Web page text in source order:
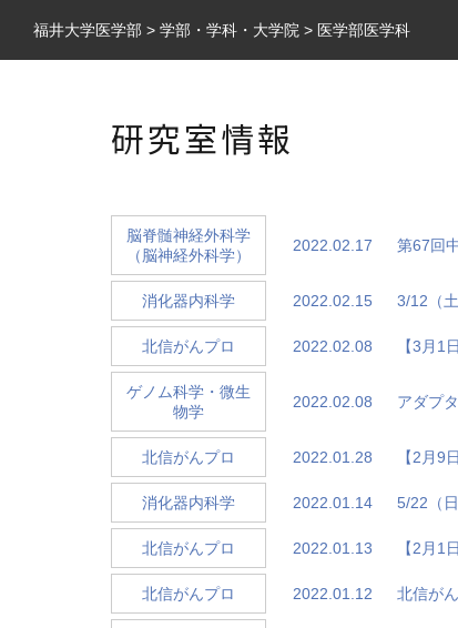
福井大学医学部 > 学部・学科・大学院 > 医学部医学科
研究室情報
脳脊髄神経外科学
（脳神経外科学）
2022.02.17 第67回
消化器内科学 2022.02.15 3/12（
北信がんプロ 2022.02.08 【3月1
ゲノム科学・微生
物学
2022.02.08 アダプ
北信がんプロ 2022.01.28 【2月9
消化器内科学 2022.01.14 5/22（
北信がんプロ 2022.01.13 【2月1
北信がんプロ 2022.01.12 北信が